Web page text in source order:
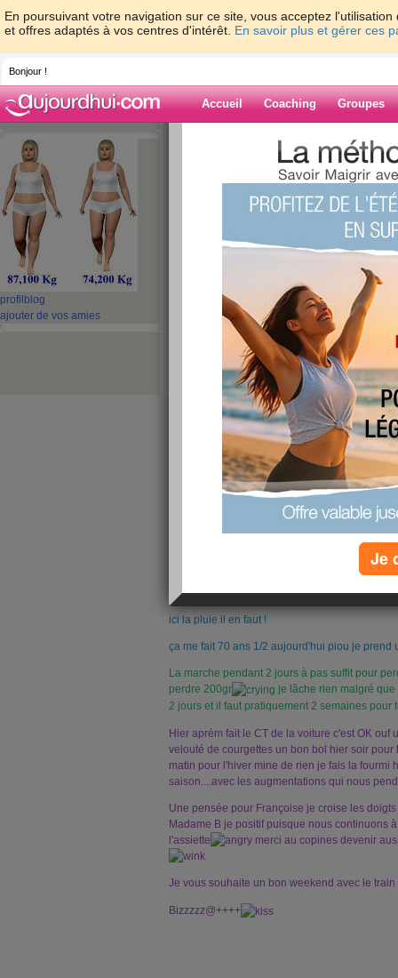
En poursuivant votre navigation sur ce site, vous acceptez
et offres adaptés à vos centres d'intérêt. En savoir plus et gérer ces
Bonjour !
Accueil Coaching Groupes
profil blog
ajouter de vos amies
> > 19 /07
Blog de ninou1
19 /07
Bon weekend les miss,
ici la pluie il en faut !
ça me fait 70 ans 1/2 aujourd'hui piou je prend
La marche pendant 2 jours à pas suffit pour
perdre 200gr
je lâche rien malgré
2 jours et il faut pratiquement 2 semaines pour
Hier aprèm fait le CT de la voiture c'est OK ouf
velouté de courgettes un bon bol hier soir
matin pour l'hiver mine de rien je fais la fourmi
saison....avec les augmentations qui nous
Une pensée pour Françoise je croise les
Madame B je positif puisque nous continuons
l'assiette
merci au copines devenir
Je vous souhaite un bon weekend avec le train
Bizzzzz@++++
Je